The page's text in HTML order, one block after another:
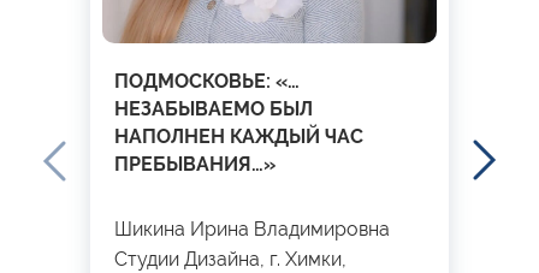
ПОДМОСКОВЬЕ: «…
НЕЗАБЫВАЕМО БЫЛ
НАПОЛНЕН КАЖДЫЙ ЧАС
ПРЕБЫВАНИЯ…»
Шикина Ирина Владимировна
Студии Дизайна, г. Химки,